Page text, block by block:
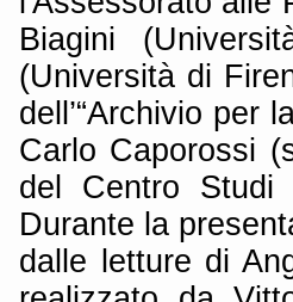
Biagini
(Università di
dell’“Archivio per
Carlo Caporossi
del Centro Studi
Durante la
dalle letture di